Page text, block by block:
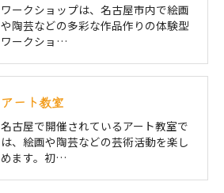
ワークショップは、名古屋市内で絵画
や陶芸などの多彩な作品作りの体験型
ワークショ…
アート教室
名古屋で開催されているアート教室で
は、絵画や陶芸などの芸術活動を楽し
めます。初…